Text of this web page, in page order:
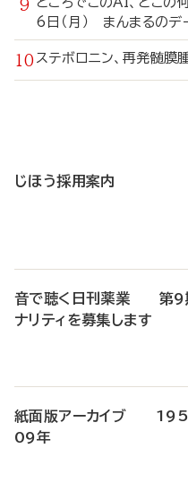
6日（月） まんまるのデ
ステボロニン、再発髄
じほう採用案内
音で聴く日刊薬業 第9
ナリティを募集します
紙面版アーカイブ
09年